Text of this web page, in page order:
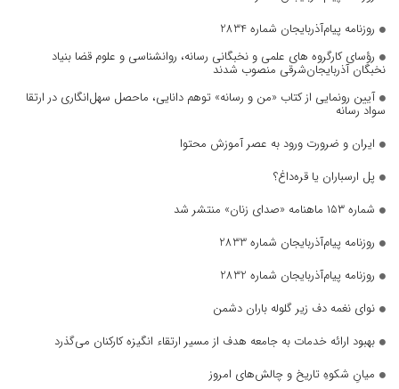
روزنامه پیام‌آذربایجان شماره 2834
رؤسای کارگروه های علمی و نخبگانی رسانه، روانشناسی و علوم قضا بنیاد
نخبگان آذربایجان‌شرقی منصوب شدند
آیین رونمایی از کتاب «من و رسانه» توهم دانایی، ماحصل سهل‌انگاری در ارتقا
سواد رسانه
ایران و ضرورت ورود به عصر آموزش محتوا
پل ارسباران یا قره‌داغ؟
شماره ۱۵۳ ماهنامه «صدای زنان» منتشر شد
روزنامه پیام‌آذربایجان شماره 2833
روزنامه پیام‌آذربایجان شماره 2832
نوای نغمه دف زیر گلوله باران دشمن
بهبود ارائه خدمات به جامعه هدف از مسیر ارتقاء انگیزه کارکنان می‌گذرد
میانِ شکوهِ تاریخ و چالش‌های امروز